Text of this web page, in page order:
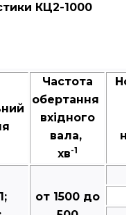
КЦ2-1000
Частота
обертання
вхідного
вала,
хв-1
на
от 1500 до